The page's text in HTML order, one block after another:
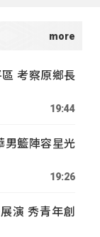
考察原鄉長
19:44
男籃陣容星光
19:26
演 秀青年創